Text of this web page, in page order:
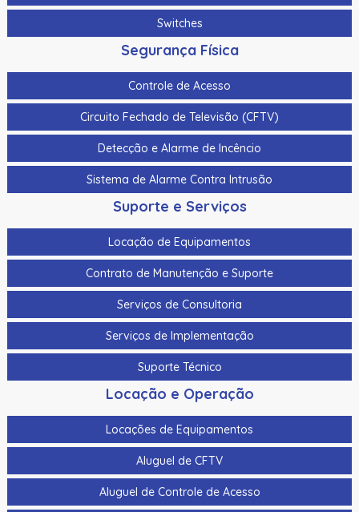
Switches
Segurança Física
Controle de Acesso
Circuito Fechado de Televisão (CFTV)
Detecção e Alarme de Incêncio
Sistema de Alarme Contra Intrusão
Suporte e Serviços
Locação de Equipamentos
Contrato de Manutenção e Suporte
Serviços de Consultoria
Serviços de Implementação
Suporte Técnico
Locação e Operação
Locações de Equipamentos
Aluguel de CFTV
Aluguel de Controle de Acesso